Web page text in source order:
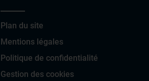
Plan du site
Mentions légales
Politique de confidentialité
Gestion des cookies